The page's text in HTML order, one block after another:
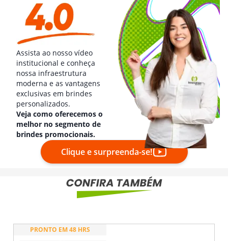
Assista ao nosso vídeo
institucional e conheça
nossa infraestrutura
moderna e as vantagens
exclusivas em brindes
personalizados.
Veja como oferecemos o
melhor no segmento de
brindes promocionais.
Clique e surpreenda-se!
PRONTO EM 48 HRS